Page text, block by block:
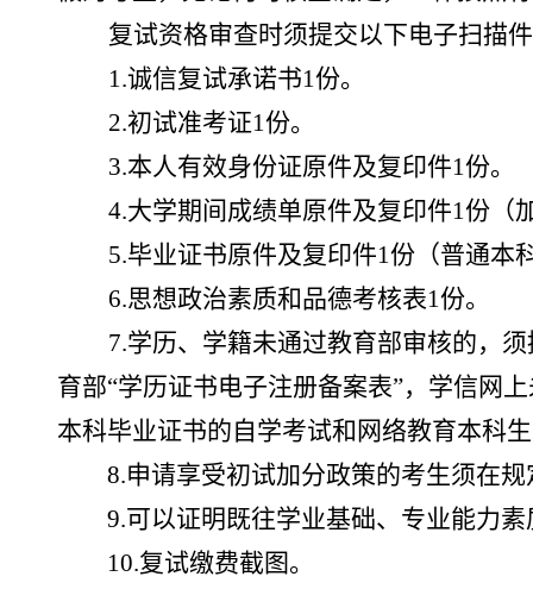
复试资格审查时须提交以下电子扫描件
1.诚信复试承诺书1份。
2.初试准考证1份。
3.本人有效身份证原件及复印件1份。
4.大学期间成绩单原件及复印件1份（
5.毕业证书原件及复印件1份（普通本
6.思想政治素质和品德考核表1份。
7.学历、学籍未通过教育部审核的， 须
育部“学历证书电子注册备案表”，学信网
本科毕业证书的自学考试和网络教育本科
8.申请享受初试加分政策的考生须在
9.可以证明既往学业基础、专业能力
10.复试缴费截图。